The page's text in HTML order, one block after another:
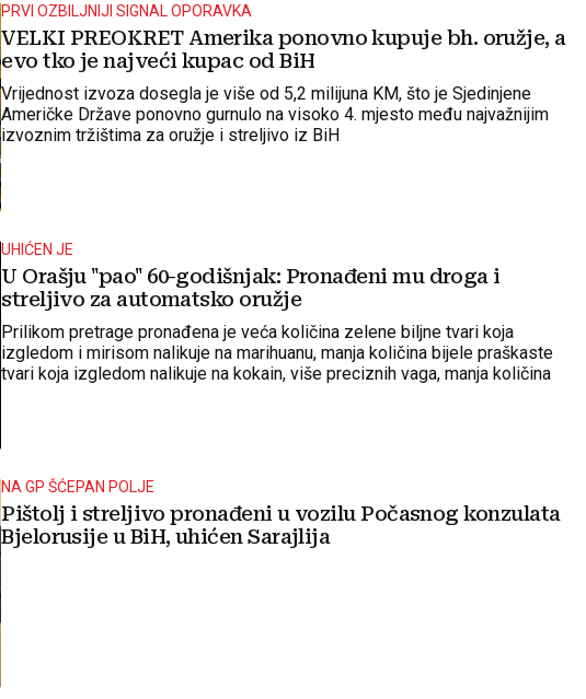
PRVI OZBILJNIJI SIGNAL OPORAVKA
VELKI PREOKRET Amerika ponovno kupuje bh. oružje, a
evo tko je najveći kupac od BiH
Vrijednost izvoza dosegla je više od 5,2 milijuna KM, što je Sjedinjene
Američke Države ponovno gurnulo na visoko 4. mjesto među najvažnijim
izvoznim tržištima za oružje i streljivo iz BiH
UHIĆEN JE
U Orašju "pao" 60-godišnjak: Pronađeni mu droga i
streljivo za automatsko oružje
Prilikom pretrage pronađena je veća količina zelene biljne tvari koja
izgledom i mirisom nalikuje na marihuanu, manja količina bijele praškaste
tvari koja izgledom nalikuje na kokain, više preciznih vaga, manja količina
NA GP ŠĆEPAN POLJE
Pištolj i streljivo pronađeni u vozilu Počasnog konzulata
Bjelorusije u BiH, uhićen Sarajlija